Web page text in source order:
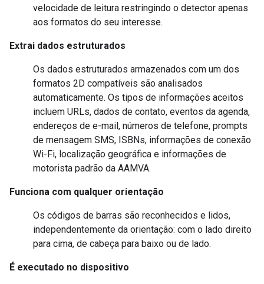
velocidade de leitura restringindo o detector apenas
aos formatos do seu interesse.
Extrai dados estruturados
Os dados estruturados armazenados com um dos
formatos 2D compatíveis são analisados
automaticamente. Os tipos de informações aceitos
incluem URLs, dados de contato, eventos da agenda,
endereços de e-mail, números de telefone, prompts
de mensagem SMS, ISBNs, informações de conexão
Wi-Fi, localização geográfica e informações de
motorista padrão da AAMVA.
Funciona com qualquer orientação
Os códigos de barras são reconhecidos e lidos,
independentemente da orientação: com o lado direito
para cima, de cabeça para baixo ou de lado.
É executado no dispositivo